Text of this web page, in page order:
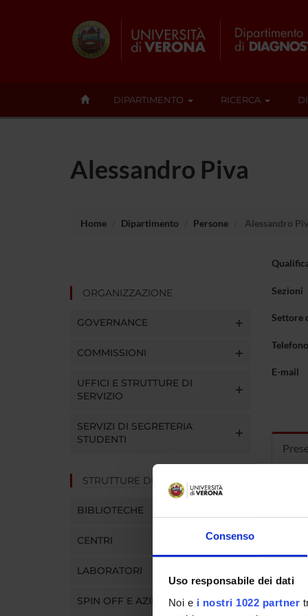
Consenso
Uso responsabile dei dati
Noi e i nostri 1022 partner
DIPARTIMENTO RICERCA
Alessandro Piva
Home Dipartimento Persone Alessandro
ORGANIZZAZIONE
GOVERNANCE
COMMISSIONI
UFFICI E STRUTTURE DI
SERVIZIO
SERVIZI DI SEGRETERIA
STUDENTI
STRUTTURE DEL DIPARTIMENTO
BIBLIOTECHE
CENTRI
LABORATORI
SPIN OFF E AZIENDE
Sezioni
Settore
Telefono
E-mail